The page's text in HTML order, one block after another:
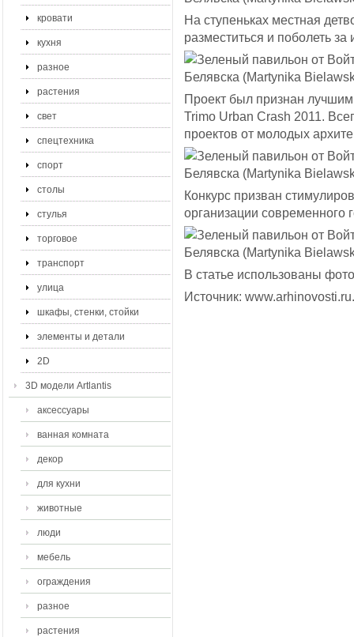
кровати
кухня
разное
растения
свет
спецтехника
спорт
столы
стулья
торговое
транспорт
улица
шкафы, стенки, стойки
элементы и детали
2D
3D модели Artlantis
аксессуары
ванная комната
декор
для кухни
животные
люди
мебель
ограждения
разное
растения
На ступеньках местная
разместиться и поболеть за
Проект был признан
Trimo Urban Crash 2011.
проектов от молодых
Конкурс призван
организации современного
В статье использованы
Источник: www.arhinovosti.ru.